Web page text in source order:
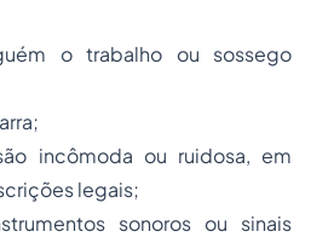
o trabalho ou sossego
incômoda ou ruidosa, em
legais;
sonoros ou sinais